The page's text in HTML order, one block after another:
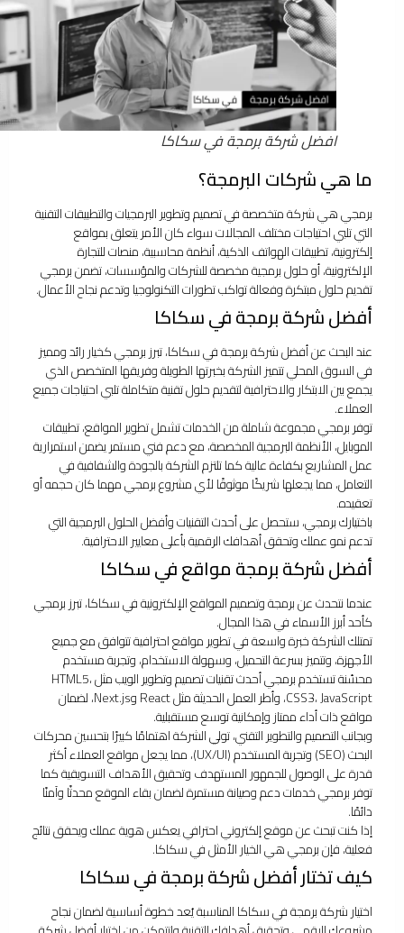
افضل شركة برمجة في سكاكا
ما هي شركات البرمجة؟
برمجي هي شركة متخصصة في تصميم وتطوير البرمجيات والتطبيقات التقنية
التي تلبي احتياجات مختلف المجالات سواء كان الأمر يتعلق بمواقع
إلكترونية، تطبيقات الهواتف الذكية، أنظمة محاسبية، منصات للتجارة
الإلكترونية، أو حلول برمجية مخصصة للشركات والمؤسسات، تضمن برمجي
تقديم حلول مبتكرة وفعالة تواكب تطورات التكنولوجيا وتدعم نجاح الأعمال.
أفضل شركة برمجة في سكاكا
عند البحث عن أفضل شركة برمجة في سكاكا، تبرز برمجي كخيار رائد ومميز
في السوق المحلي تتميز الشركة بخبرتها الطويلة وفريقها المتخصص الذي
يجمع بين الابتكار والاحترافية لتقديم حلول تقنية متكاملة تلبي احتياجات جميع
العملاء.
توفر برمجي مجموعة شاملة من الخدمات تشمل تطوير المواقع، تطبيقات
الموبايل، الأنظمة البرمجية المخصصة، مع دعم فني مستمر يضمن استمرارية
عمل المشاريع بكفاءة عالية كما تلتزم الشركة بالجودة والشفافية في
التعامل، مما يجعلها شريكًا موثوقًا لأي مشروع برمجي مهما كان حجمه أو
تعقيده.
باختيارك برمجي، ستحصل على أحدث التقنيات وأفضل الحلول البرمجية التي
تدعم نمو عملك وتحقق أهدافك الرقمية بأعلى معايير الاحترافية.
أفضل شركة برمجة مواقع في سكاكا
عندما نتحدث عن برمجة وتصميم المواقع الإلكترونية في سكاكا، تبرز برمجي
كأحد أبرز الأسماء في هذا المجال.
تمتلك الشركة خبرة واسعة في تطوير مواقع احترافية تتوافق مع جميع
الأجهزة، وتتميز بسرعة التحميل، وسهولة الاستخدام، وتجربة مستخدم
محسّنة تستخدم برمجي أحدث تقنيات تصميم وتطوير الويب مثل HTML5،
CSS3، JavaScript، وأطر العمل الحديثة مثل React وNext.js، لضمان
مواقع ذات أداء ممتاز وإمكانية توسع مستقبلية.
وبجانب التصميم والتطوير التقني، تولي الشركة اهتمامًا كبيرًا بتحسين محركات
البحث (SEO) وتجربة المستخدم (UX/UI)، مما يجعل مواقع العملاء أكثر
قدرة على الوصول للجمهور المستهدف وتحقيق الأهداف التسويقية كما
توفر برمجي خدمات دعم وصيانة مستمرة لضمان بقاء الموقع محدثًا وآمنًا
دائمًا.
إذا كنت تبحث عن موقع إلكتروني احترافي يعكس هوية عملك ويحقق نتائج
فعلية، فإن برمجي هي الخيار الأمثل في سكاكا.
كيف تختار أفضل شركة برمجة في سكاكا
اختيار شركة برمجة في سكاكا المناسبة يُعد خطوة أساسية لضمان نجاح